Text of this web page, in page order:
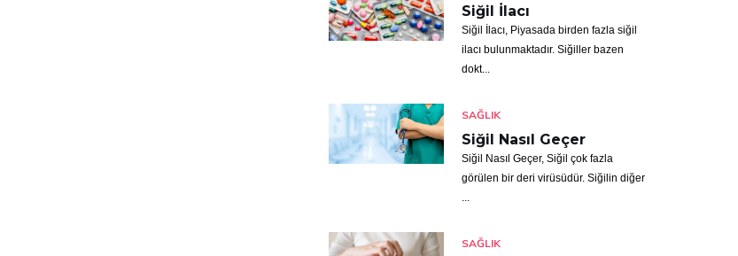
Siğil İlacı
Siğil İlacı, Piyasada birden fazla siğil
ilacı bulunmaktadır. Siğiller bazen
dokt...
SAĞLIK
Siğil Nasıl Geçer
Siğil Nasıl Geçer, Siğil çok fazla
görülen bir deri virüsüdür. Siğilin diğer
...
SAĞLIK